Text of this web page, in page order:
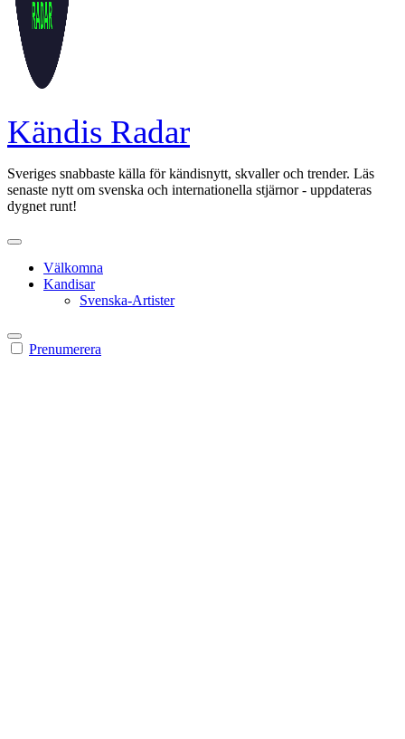
Kändis Radar
Sveriges snabbaste källa för kändisnytt, skvaller och trender. Läs
senaste nytt om svenska och internationella stjärnor - uppdateras
dygnet runt!
Välkomna
Kandisar
Svenska-Artister
Prenumerera